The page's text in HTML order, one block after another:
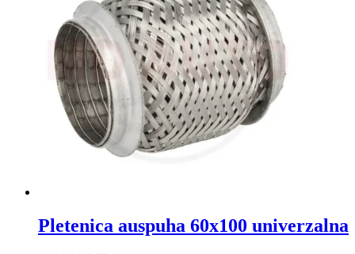
Pletenica auspuha 60x100 univerzalna